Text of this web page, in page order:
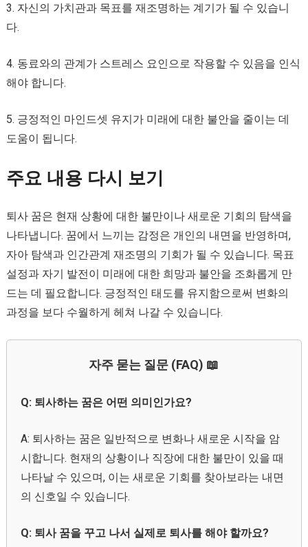
3. 자신의 가치관과 목표를 재조명하는 계기가 될 수 있습니
다.
4. 동료와의 관계가 스트레스 요인으로 작용할 수 있음을 인식
해야 합니다.
5. 긍정적인 마인드셋 유지가 미래에 대한 불안을 줄이는 데
도움이 됩니다.
주요 내용 다시 보기
퇴사 꿈은 현재 상황에 대한 불만이나 새로운 기회의 탐색을
나타냅니다. 꿈에서 느끼는 감정은 개인의 내면을 반영하며,
자아 탐색과 인간관계 재조명의 기회가 될 수 있습니다. 목표
설정과 자기 발전이 미래에 대한 희망과 불안을 조화롭게 만
드는 데 필요합니다. 긍정적인 태도를 유지함으로써 변화의
과정을 보다 수월하게 헤쳐 나갈 수 있습니다.
자주 묻는 질문 (FAQ) 📖
Q: 퇴사하는 꿈은 어떤 의미인가요?
A: 퇴사하는 꿈은 일반적으로 변화나 새로운 시작을 암
시합니다. 현재의 상황이나 직장에 대한 불만이 있을 때
나타날 수 있으며, 이는 새로운 기회를 찾아보라는 내면
의 신호일 수 있습니다.
Q: 퇴사 꿈을 꾸고 나서 실제로 퇴사를 해야 할까요?